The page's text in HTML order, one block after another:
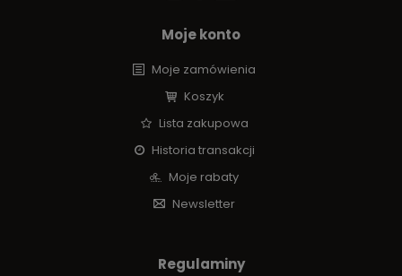
Moje konto
Moje zamówienia
Koszyk
Lista zakupowa
Historia transakcji
Moje rabaty
Newsletter
Regulaminy